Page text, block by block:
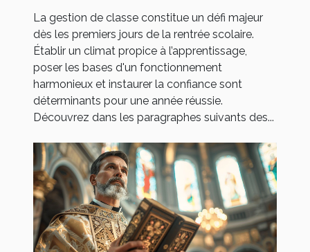
La gestion de classe constitue un défi majeur
dès les premiers jours de la rentrée scolaire.
Établir un climat propice à l’apprentissage,
poser les bases d'un fonctionnement
harmonieux et instaurer la confiance sont
déterminants pour une année réussie.
Découvrez dans les paragraphes suivants des...